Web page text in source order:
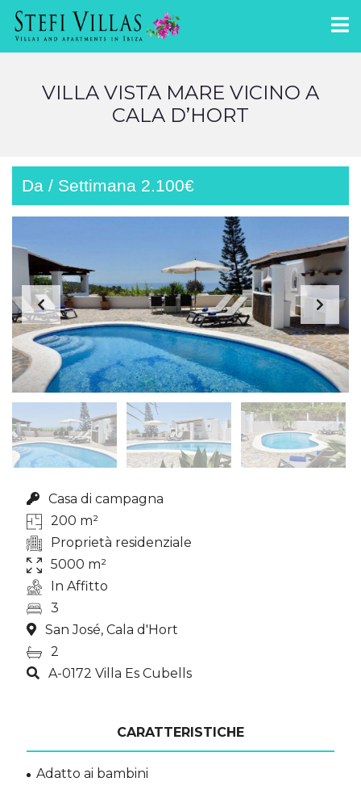
VILLA VISTA MARE VICINO A
CALA D’HORT
Da / Settimana 2.100€
Casa di campagna
200 m²
Proprietà residenziale
5000 m²
In Affitto
3
San José, Cala d'Hort
2
A-0172 Villa Es Cubells
CARATTERISTICHE
Adatto ai bambini